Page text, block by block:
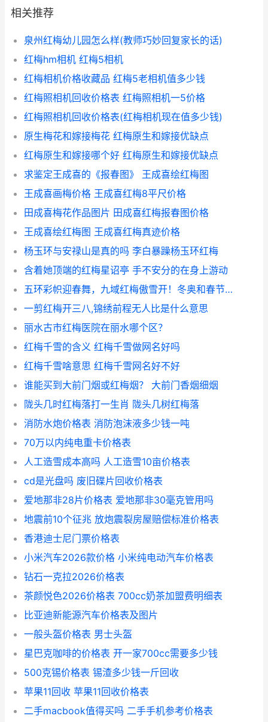
相关推荐
泉州红梅幼儿园怎么样(教师巧妙回复家长的话)
红梅hm相机 红梅5相机
红梅相机价格收藏品 红梅5老相机值多少钱
红梅照相机回收价格表 红梅照相机一5价格
红梅照相机回收价格表(红梅相机现在值多少钱)
原生梅花和嫁接梅花 红梅原生和嫁接优缺点
红梅原生和嫁接哪个好 红梅原生和嫁接优缺点
求鉴定王成喜的《报春图》 王成喜绘红梅图
王成喜画梅价格 王成喜红梅8平尺价格
田成喜梅花作品图片 田成喜红梅报春图价格
王成喜绘红梅图 王成喜红梅真迹价格
杨玉环与安禄山是真的吗 李白暴躁杨玉环红梅
含着她顶端的红梅星诏亭 手不安分的在身上游动
五环彩帜迎春舞，九域红梅傲雪开！冬奥和春节会擦出怎样的火花？
一剪红梅开三八,锦绣前程无人比是什么意思
丽水古市红梅医院在丽水哪个区？
红梅千雪的含义 红梅千雪做网名好吗
红梅千雪啥意思 红梅千雪网名好不好
谁能买到大前门烟或红梅烟？ 大前门香烟细烟
陇头几时红梅落打一生肖 陇头几树红梅落
消防水炮价格表 消防泡沫液多少钱一吨
70万以内纯电重卡价格表
人工造雪成本高吗 人工造雪10亩价格表
cd是光盘吗 废旧碟片回收价格表
爱地那非28片价格表 爱地那非30毫克管用吗
地震前10个征兆 放炮震裂房屋赔偿标准价格表
香港迪士尼门票价格表
小米汽车2026款价格 小米纯电动汽车价格表
钻石一克拉2026价格表
茶颜悦色2026价格表 700cc奶茶加盟费明细表
比亚迪新能源汽车价格表及图片
一般头盔价格表 男士头盔
星巴克咖啡的价格表 开一家700cc需要多少钱
500克锡价格表 锡渣多少钱一斤回收
苹果11回收 苹果11回收价格表
二手macbook值得买吗 二手手机参考价格表